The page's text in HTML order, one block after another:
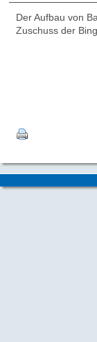
Der Aufbau von
Zuschuss der